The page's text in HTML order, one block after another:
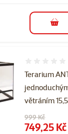
do
Terarium
větráním
Původní cena
999 Kč
Cena
749,25 Kč